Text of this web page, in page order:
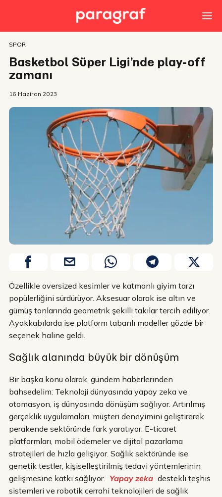
SPOR
Basketbol Süper Ligi’nde play-off
zamanı
16 Haziran 2023
Özellikle oversized kesimler ve katmanlı giyim tarzı
popülerliğini sürdürüyor. Aksesuar olarak ise altın ve
gümüş tonlarında geometrik şekilli takılar tercih ediliyor.
Ayakkabılarda ise platform tabanlı modeller gözde bir
seçenek haline geldi.
Sağlık alanında büyük bir dönüşüm
Bir başka konu olarak, gündem haberlerinden
bahsedelim: Teknoloji dünyasında yapay zeka ve
otomasyon, iş dünyasında dönüşüm sağlıyor. Artırılmış
gerçeklik uygulamaları, müşteri deneyimini geliştirerek
perakende sektöründe fark yaratıyor. E-ticaret
platformları, mobil ödemeler ve dijital pazarlama
stratejileri de hızla gelişiyor. Sağlık sektöründe ise
genetik testler, kişiselleştirilmiş tedavi yöntemlerinin
gelişmesine katkı sağlıyor. Yapay zeka destekli teşhis
sistemleri ve robotik cerrahi teknolojileri de sağlık